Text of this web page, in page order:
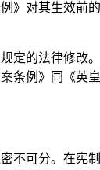
》对其生效前
的法律修改
条例》同《英
可分。在宪